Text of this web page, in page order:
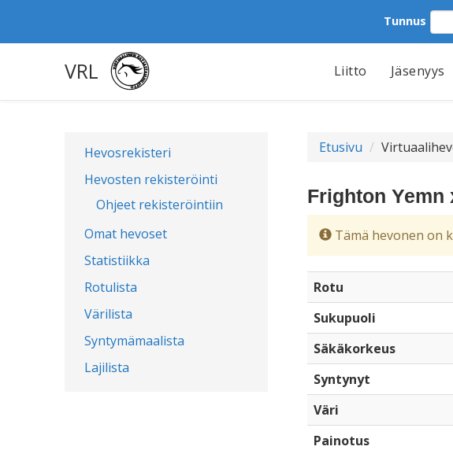
Tunnus
VRL Liitto Jäsenyys
Hevosrekisteri
Hevosten rekisteröinti
Ohjeet rekisteröintiin
Omat hevoset
Statistiikka
Rotulista
Värilista
Syntymämaalista
Lajilista
Etusivu
Frighton Yemn
Tämä hevonen on
Rotu
Sukupuoli
Säkäkorkeus
Syntynyt
Väri
Painotus